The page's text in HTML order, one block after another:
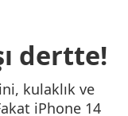
dertte!
kulaklık ve
iPhone 14